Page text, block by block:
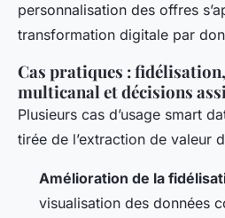
personnalisation des offres
transformation digitale par
Cas pratiques :
multicanal et décisions
Plusieurs cas d’usage smart
tirée de l’extraction de valeur
Amélioration de la
visualisation des données